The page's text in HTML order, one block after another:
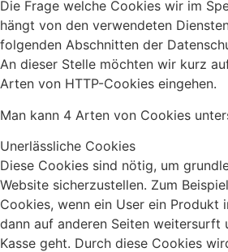
Die Frage welche Cookies wir im
hängt von den verwendeten
folgenden Abschnitten der
An dieser Stelle möchten wir kurz
Arten von HTTP-Cookies eingehen.
Man kann 4 Arten von Cookies
Unerlässliche Cookies
Diese Cookies sind nötig, um
Website sicherzustellen. Zum
Cookies, wenn ein User ein Produkt
dann auf anderen Seiten weitersurft
Kasse geht. Durch diese Cookies